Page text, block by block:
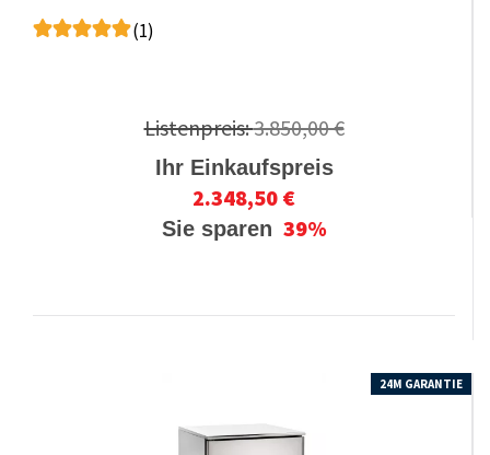
(1)
Listenpreis:3.850,00 €
Ihr Einkaufspreis
2.348,50 €
Sie sparen 39%
24M GARANTIE